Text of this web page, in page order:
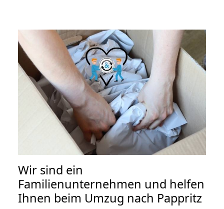
Wir sind ein
Familienunternehmen und helfen
Ihnen beim Umzug nach Pappritz